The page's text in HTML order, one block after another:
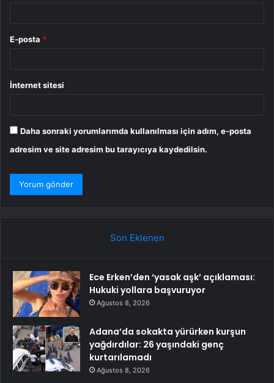
E-posta *
İnternet sitesi
Daha sonraki yorumlarımda kullanılması için adım, e-posta
adresim ve site adresim bu tarayıcıya kaydedilsin.
Son Eklenen
Ece Erken’den ‘yasak aşk’ açıklaması:
Hukuki yollara başvuruyor
Ağustos 8, 2026
Adana’da sokakta yürürken kurşun
yağdırdılar: 26 yaşındaki genç
kurtarılamadı
Ağustos 8, 2026